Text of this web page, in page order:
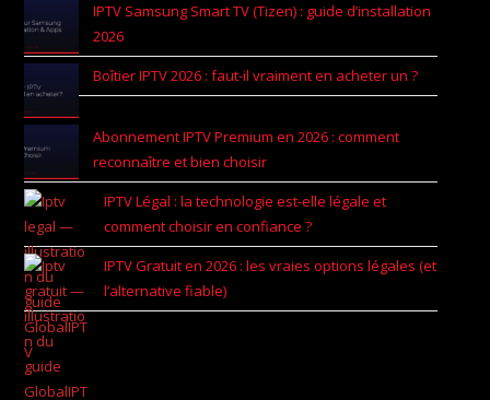
IPTV Samsung Smart TV (Tizen) : guide d’installation
2026
Boîtier IPTV 2026 : faut-il vraiment en acheter un ?
Abonnement IPTV Premium en 2026 : comment
reconnaître et bien choisir
IPTV Légal : la technologie est-elle légale et
comment choisir en confiance ?
IPTV Gratuit en 2026 : les vraies options légales (et
l’alternative fiable)